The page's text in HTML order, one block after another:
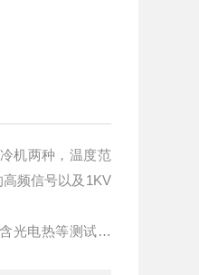
机两种，温度范
频信号以及1KV
光电热等测试功